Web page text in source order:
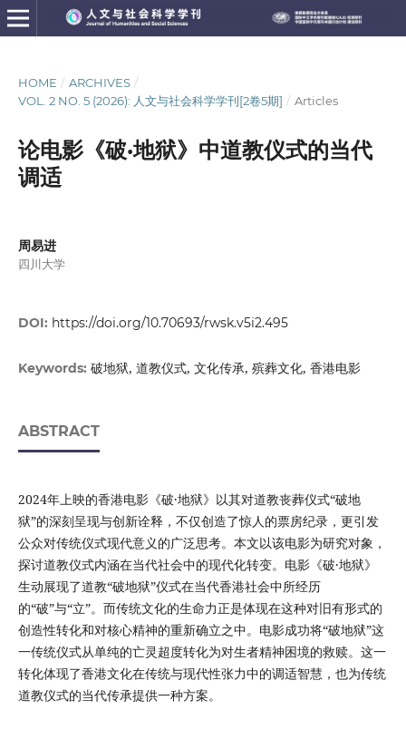
HOME / ARCHIVES /
VOL. 2 NO. 5 (2026): 人文与社会科学学刊[2卷5期] / Articles
论电影《破·地狱》中道教仪式的当代
调适
周易进
四川大学
DOI: https://doi.org/10.70693/rwsk.v5i2.495
Keywords: 破地狱, 道教仪式, 文化传承, 殡葬文化, 香港电影
ABSTRACT
2024年上映的香港电影《破·地狱》以其对道教丧葬仪式“破地
狱”的深刻呈现与创新诠释，不仅创造了惊人的票房纪录，更引发
公众对传统仪式现代意义的广泛思考。本文以该电影为研究对象，
探讨道教仪式内涵在当代社会中的现代化转变。电影《破·地狱》
生动展现了道教“破地狱”仪式在当代香港社会中所经历
的“破”与“立”。而传统文化的生命力正是体现在这种对旧有形式的
创造性转化和对核心精神的重新确立之中。电影成功将“破地狱”这
一传统仪式从单纯的亡灵超度转化为对生者精神困境的救赎。这一
转化体现了香港文化在传统与现代性张力中的调适智慧，也为传统
道教仪式的当代传承提供一种方案。